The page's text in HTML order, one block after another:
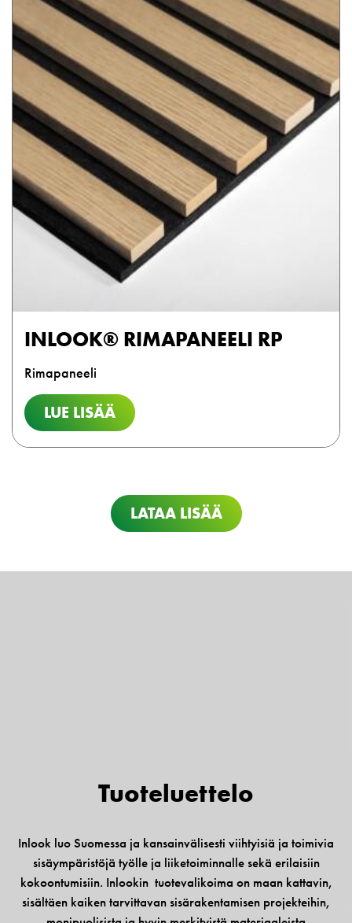
INLOOK® RIMAPANEELI RP
Rimapaneeli
LUE LISÄÄ
LATAA LISÄÄ
Tuote­luettelo
Inlook luo Suomessa ja kansainvälisesti viihtyisiä ja toimivia
sisäympäristöjä työlle ja liiketoiminnalle sekä erilaisiin
kokoontumisiin. Inlookin tuotevalikoima on maan kattavin,
sisältäen kaiken tarvittavan sisärakentamisen projekteihin,